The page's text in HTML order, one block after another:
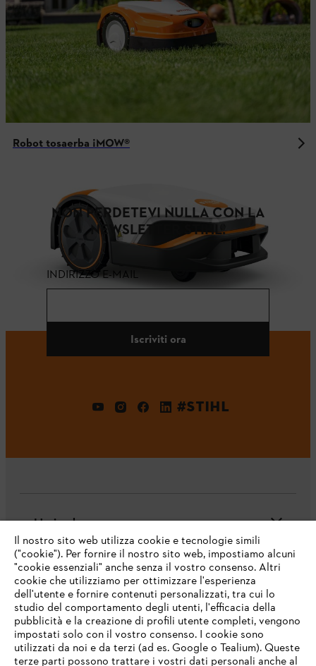
Robot tosaerba ¡MOW®
NON PERDETEVI NULLA CON LA
NEWSLETTER STIHL.
INDIRIZZO E-MAIL
Iscriviti ora
#STIHL
L'azienda
Domande frequenti
Assistenza
Il nostro sito web utilizza cookie e tecnologie simili
("cookie"). Per fornire il nostro sito web, impostiamo alcuni
"cookie essenziali" anche senza il vostro consenso. Altri
cookie che utilizziamo per ottimizzare l'esperienza
dell'utente e fornire contenuti personalizzati, tra cui lo
studio del comportamento degli utenti, l'efficacia della
pubblicità e la creazione di profili utente completi, vengono
impostati solo con il vostro consenso. I cookie sono
utilizzati da noi e da terzi (ad es. Google o Tealium). Queste
terze parti possono trattare i vostri dati personali anche al